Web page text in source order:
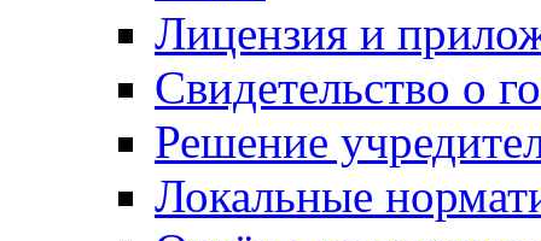
Лицензия и
Свидетельство о
Решение
Локальные